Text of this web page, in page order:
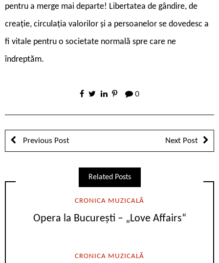
pentru a merge mai departe! Libertatea de gândire, de
creație, circulația valorilor și a persoanelor se dovedesc a
fi vitale pentru o societate normală spre care ne
îndreptăm.
0
Previous Post Next Post
Related Posts
CRONICA MUZICALĂ
Opera la București – „Love Affairs“
CRONICA MUZICALĂ